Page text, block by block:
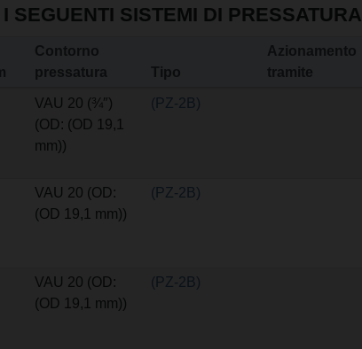
SEGUENTI SISTEMI DI PRESSATURA
Contorno
pressatura
Tipo
Azionamento
tramite
VAU 20 (¾″)
(OD: (OD 19,1
mm))
(PZ-2B)
VAU 20 (OD:
(OD 19,1 mm))
(PZ-2B)
VAU 20 (OD:
(OD 19,1 mm))
(PZ-2B)